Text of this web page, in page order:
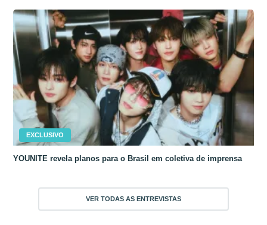
EXCLUSIVO
YOUNITE revela planos para o Brasil em coletiva de imprensa
VER TODAS AS ENTREVISTAS